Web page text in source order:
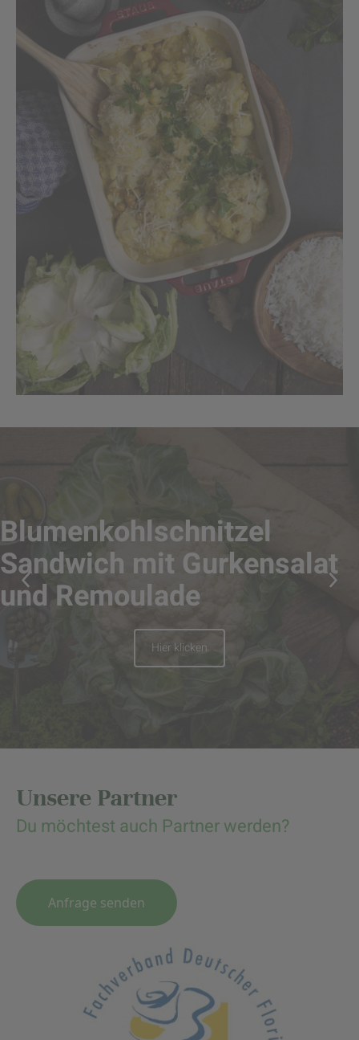
Blumenkohlschnitzel
Sandwich mit Gurkensalat
und Remoulade
Hier klicken
Unsere Partner
Du möchtest auch Partner werden?
Anfrage senden